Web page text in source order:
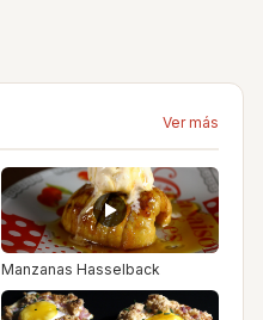
Ver más
Manzanas Hasselback